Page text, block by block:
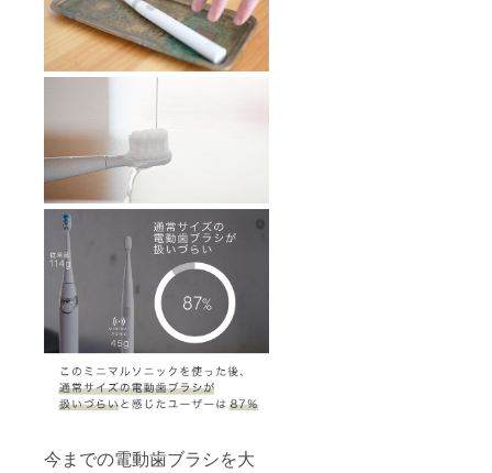
今までの電動歯ブラシを大